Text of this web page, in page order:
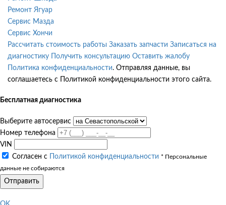
Ремонт Ягуар
Сервис Мазда
Сервис Хончи
Рассчитать стоимость работы Заказать запчасти Записаться на
диагностику
Получить консультацию Оставить жалобу
Политика конфиденциальности. Отправляя данные, вы
соглашаетесь с Политикой конфиденциальности этого сайта.
Бесплатная диагностика
Выберите автосервис
Номер телефона
VIN
Согласен с
Политикой конфиденциальности * Персональные
данные не собираются
Отправить